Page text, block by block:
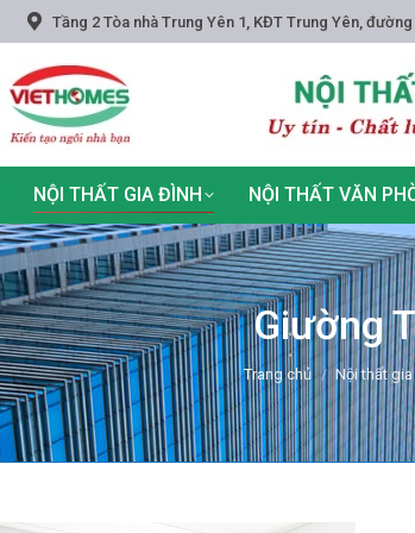
Tầng 2 Tòa nhà Trung Yên 1, KĐT Trung Yên,
NỘI THẤT GIA ĐÌNH NỘI THẤT VĂN
Giường
You are here:
Trang chủ Nội thất